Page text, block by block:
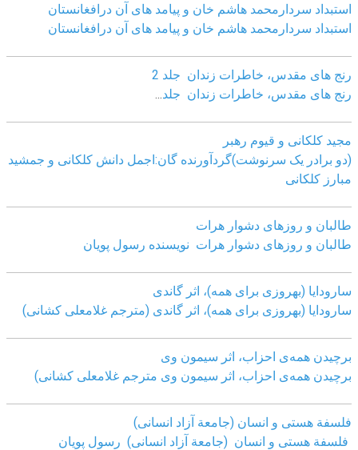
استبداد سردارمحمد هاشم خان و پیامد های آن درافغانستان
استبداد سردارمحمد هاشم خان و پیامد های آن درافغانستان
رنج های مقدس، خاطرات زندان جلد 2
رنج های مقدس، خاطرات زندان جلد
مجید کلکانی و قیوم رهبر
(دو برادر یک سرنوشت)گردآورنده گان:اجمل دانش کلکانی و جمشید
مبارز کلکانی
طالبان و روزهای دشوار هرات
طالبان و روزهای دشوار هرات نویسنده رسول پویان
سارودایا (بهروزی برای همه)، اثر گاندی
سارودایا (بهروزی برای همه)، اثر گاندی (مترجم غلامعلی کشانی)
برچیدن همه‌ی احزاب، اثر سیمون وی
برچیدن همه‌ی احزاب، اثر سیمون وی مترجم غلامعلی کشانی)
فلسفة هستی و انسان (جامعة آزاد انسانی)
فلسفة هستی و انسان (جامعة آزاد انسانی) رسول پویان